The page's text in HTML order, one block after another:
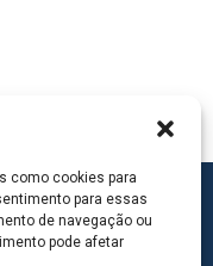
como cookies para
para essas
de navegação ou
pode afetar